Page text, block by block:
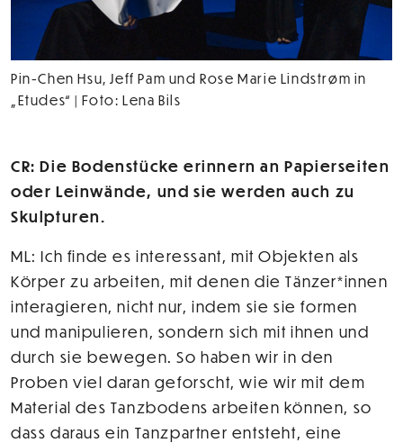
Pin-Chen Hsu, Jeff Pam und Rose Marie Lindstrøm in
„Etudes“ | Foto: Lena Bils
CR: Die Bodenstücke erinnern an Papierseiten
oder Leinwände, und sie werden auch zu
Skulpturen.
ML: Ich finde es interessant, mit Objekten als
Körper zu arbeiten, mit denen die Tänzer*innen
interagieren, nicht nur, indem sie sie formen
und manipulieren, sondern sich mit ihnen und
durch sie bewegen. So haben wir in den
Proben viel daran geforscht, wie wir mit dem
Material des Tanzbodens arbeiten können, so
dass daraus ein Tanzpartner entsteht, eine